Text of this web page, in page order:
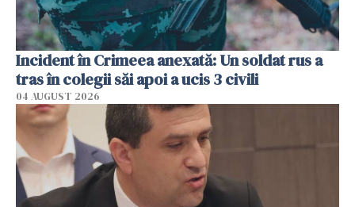
Incident în Crimeea anexată: Un soldat rus a
tras în colegii săi apoi a ucis 3 civili
04 AUGUST 2026